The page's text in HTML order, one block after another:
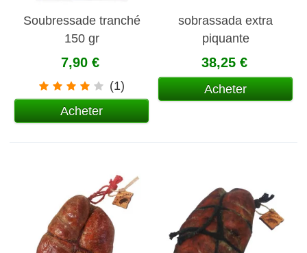
Soubressade tranché
150 gr
7,90 €
(1)
Acheter
sobrassada extra
piquante
38,25 €
Acheter